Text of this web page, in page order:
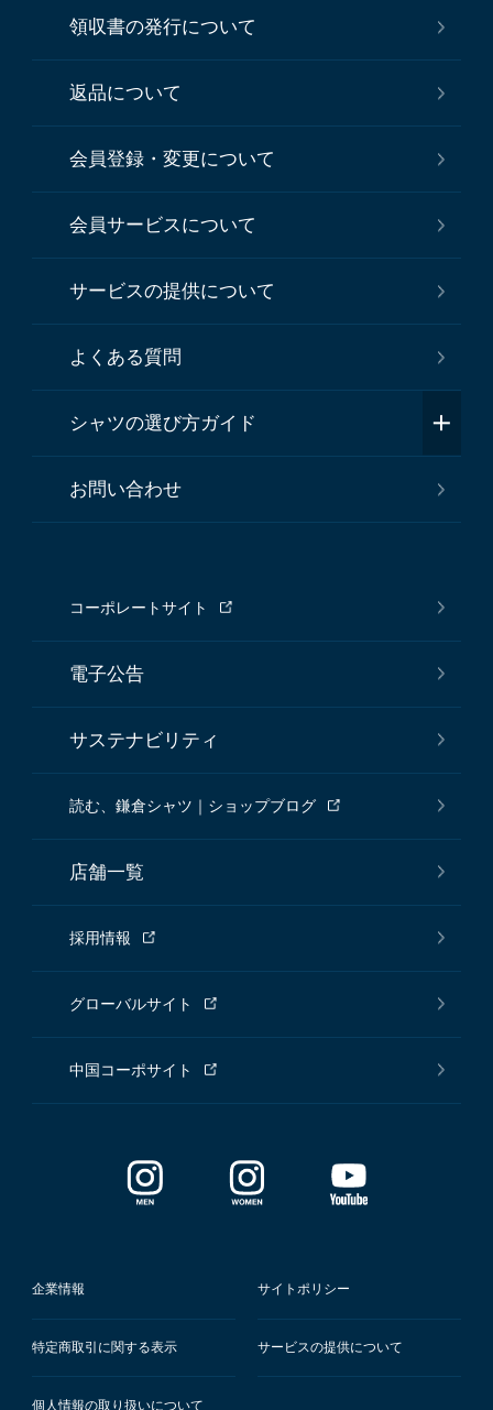
領収書の発行について
返品について
会員登録・変更について
会員サービスについて
サービスの提供について
よくある質問
シャツの選び方ガイド
お問い合わせ
コーポレートサイト
電子公告
サステナビリティ
読む、鎌倉シャツ｜ショップブログ
店舗一覧
採用情報
グローバルサイト
中国コーポサイト
企業情報 サイトポリシー
特定商取引に関する表示 サービスの提供について
個人情報の取り扱いについて